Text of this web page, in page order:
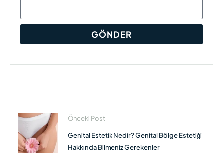
GÖNDER
Önceki Post
Genital Estetik Nedir? Genital Bölge Estetiği
Hakkında Bilmeniz Gerekenler